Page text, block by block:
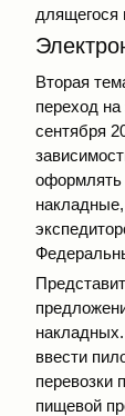
длящегося
Вторая
переход
сентября
оформлять
накладные,
накладных.
ввести
перевозки
пищевой